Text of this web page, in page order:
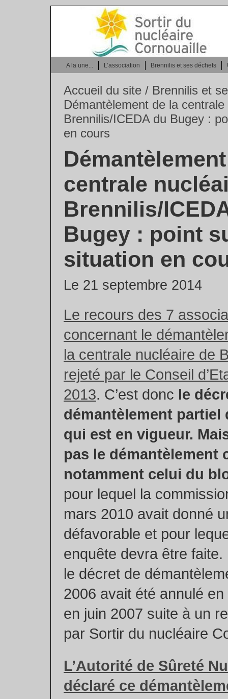
A la une... L’association Brennilis et ses déchets
Accueil du site / Brennilis et
Démantèlement de la
Brennilis/ICEDA du Bugey :
en cours
centrale
Brennilis/
Bugey : point
situation en
Le 21 septembre 2014
Le recours des 7
concernant le
la centrale nucléaire de
rejeté par le Conseil
2013. C’est donc le
démantèlement partiel
qui est en vigueur.
pas le démantèlement
notamment celui du
pour lequel la
mars 2010 avait donné
défavorable et pour
enquête devra être
le décret de
2006 avait été annulé en
en juin 2007 suite à un
par Sortir du nucléaire
L’Autorité de Sûreté
déclaré ce